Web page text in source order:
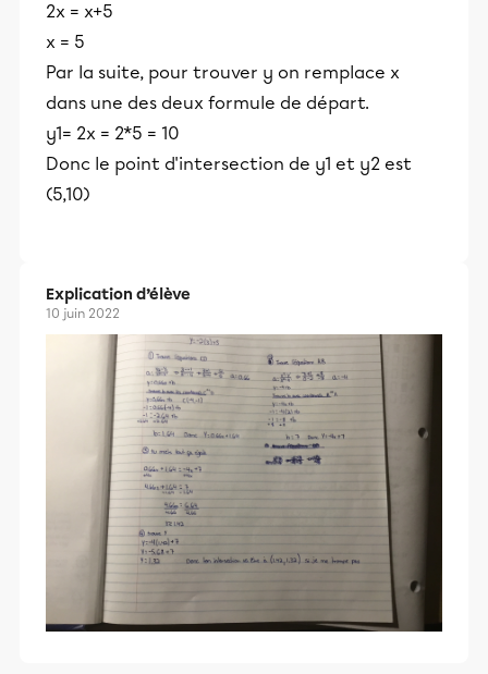
2x = x+5
x = 5
Par la suite, pour trouver y on remplace x
dans une des deux formule de départ.
y1= 2x = 2*5 = 10
Donc le point d'intersection de y1 et y2 est
(5,10)
Explication d’élève
10 juin 2022